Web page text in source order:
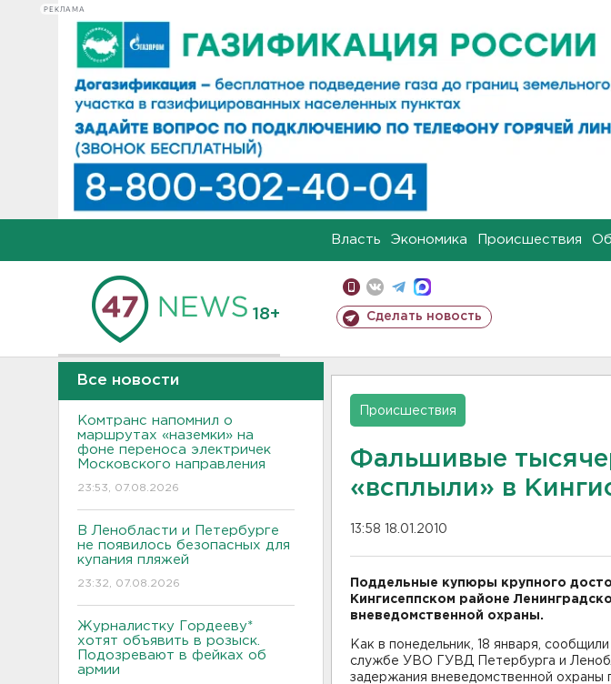
РЕКЛАМА
Власть Экономика Происшествия
18+ Сделать новость
Все новости
Комтранс напомнил о
маршрутах «наземки» на
фоне переноса электричек
Московского направления
23:53, 07.08.2026
В Ленобласти и Петербурге
не появилось безопасных для
купания пляжей
23:32, 07.08.2026
Журналистку Гордееву*
хотят объявить в розыск.
Подозревают в фейках об
армии
Происшествия
Фальшивые
«всплыли» в
13:58 18.01.2010
Поддельные купюры крупного
Кингисеппском районе
вневедомственной охраны.
Как в понедельник, 18 января,
службе УВО ГУВД Петербурга и
задержания вневедомственной охраны